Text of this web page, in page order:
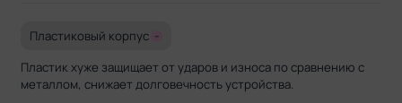
Пластиковый корпус -
Пластик хуже защищает от ударов и износа по сравнению с
металлом, снижает долговечность устройства.